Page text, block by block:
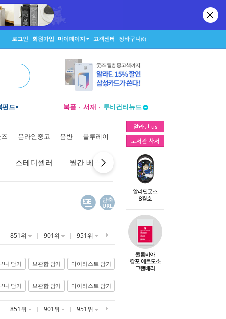
로그인 회원가입 마이페이지 고객센터 장바구니(0)
펀드 북플 서재
투비컨티뉴드
창작플랫폼
투비컨티뉴드
알라딘 us
도서관 사서
즈 온라인중고 음반 블루레이
스테디셀러 월간 베스트 역대 베스트
단축
URL
851위 901위 951위
니 담기 보관함 담기 마이리스트 담기
니 담기 보관함 담기 마이리스트 담기
851위 901위 951위